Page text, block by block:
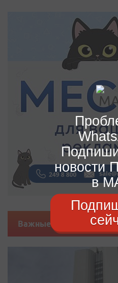
Важные новости
новости
в